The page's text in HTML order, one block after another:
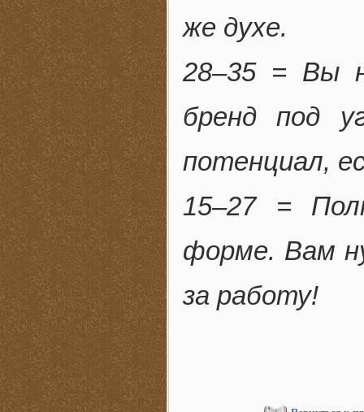
же духе.
28–35 = Вы
бренд под
потенциал,
15–27 =
форме. Вам
за работу!